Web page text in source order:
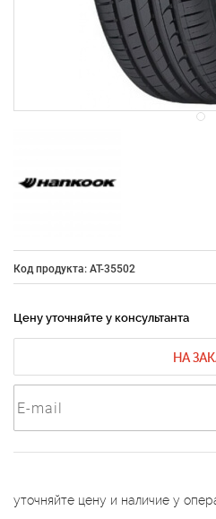
Код продукта: AT-35502
Цену уточняйте у консультанта
НА
уточняйте цену и наличие у